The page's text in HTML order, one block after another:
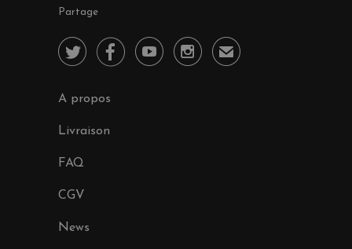
Partage
    ✉
A propos
Livraison
FAQ
CGV
News